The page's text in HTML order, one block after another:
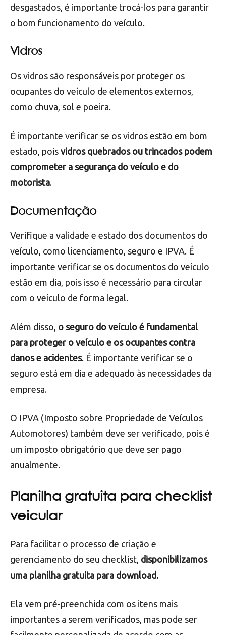
É importante verificar se os cabos e velas estão em
bom estado, pois um problema nesses
componentes pode afetar o funcionamento do
Se os cabos ou velas estiverem danificados ou
desgastados, é importante trocá-los para garantir
Vidros
Os vidros são responsáveis por proteger os
ocupantes do veículo de elementos externos,
como chuva, sol e poeira.
É importante verificar se os vidros estão em bom
estado, poisvidros quebrados ou trincados podem
comprometer a segurança do veículo e do
motorista .
Verifique a validade e estado dos documentos do
veículo, como licenciamento, seguro e IPVA. É
importante verificar se os documentos do veículo
estão em dia, pois isso é necessário para circular
com o veículo de forma legal.
Além disso,o seguro do veículo é fundamental
para proteger o veículo e os ocupantes contra
danos e acidentes. É importante verificar se o
seguro está em dia e adequado às necessidades da
O IPVA (Imposto sobre Propriedade de Veículos
um imposto obrigatório que deve ser pago
anualmente.
veicular